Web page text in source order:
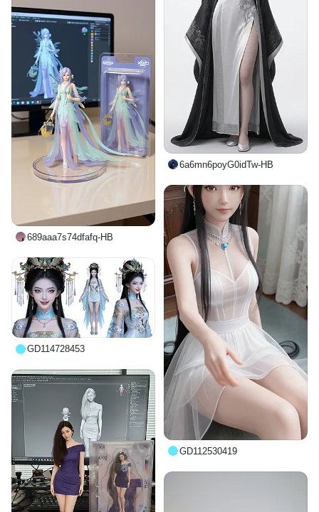
6a6mn6poyG0idTw-HB
689aaa7s74dfafq-HB
GD112530419
GD114728453